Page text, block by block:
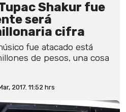
Shakur fue
será
cifra
fue atacado está
de pesos, una cosa
2017. 11:52 hrs